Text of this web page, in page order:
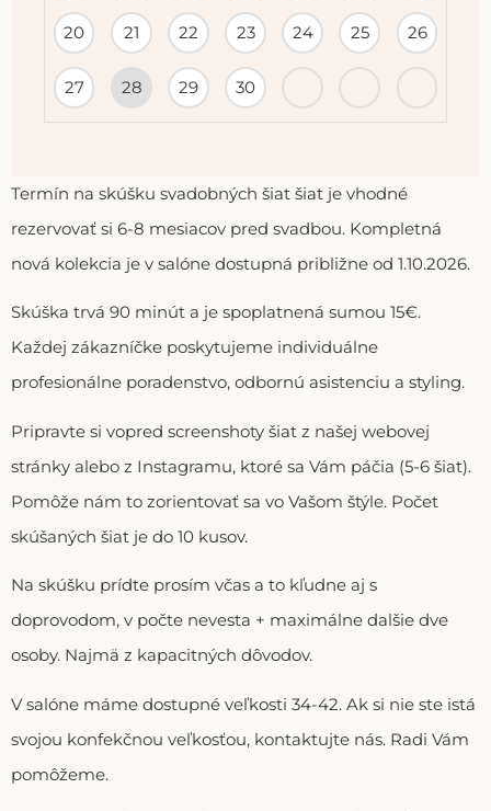
20 21 22 23 24 25 26
27 28 29 30
Termín na skúšku svadobných šiat šiat je vhodné
rezervovať si 6-8 mesiacov pred svadbou. Kompletná
nová kolekcia je v salóne dostupná približne od 1.10.2026.
Skúška trvá 90 minút a je spoplatnená sumou 15€.
Každej zákazníčke poskytujeme individuálne
profesionálne poradenstvo, odbornú asistenciu a styling.
Pripravte si vopred screenshoty šiat z našej webovej
stránky alebo z Instagramu, ktoré sa Vám páčia (5-6 šiat).
Pomôže nám to zorientovať sa vo Vašom štýle. Počet
skúšaných šiat je do 10 kusov.
Na skúšku prídte prosím včas a to kľudne aj s
doprovodom, v počte nevesta + maximálne dalšie dve
osoby. Najmä z kapacitných dôvodov.
V salóne máme dostupné veľkosti 34-42. Ak si nie ste istá
svojou konfekčnou veľkosťou, kontaktujte nás. Radi Vám
pomôžeme.